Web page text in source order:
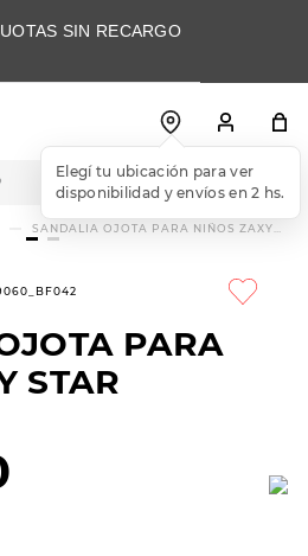
SIN RECARGO
Elegí tu ubicación para ver
disponibilidad y envíos en 2 hs.
SANDALIA OJOTA PARA NIÑOS ZAXY
STAR
PARA
STAR
TÉRMINOS MÁS
BUSCADOS
1.
3.
skechers slip-ins